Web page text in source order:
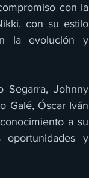
con la
con su estilo
la evolución y
Segarra, Johnny
Galé, Óscar Iván
a su
y